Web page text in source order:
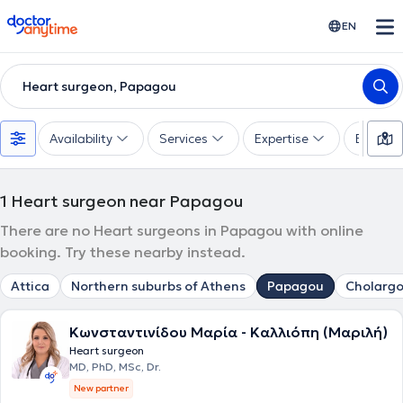
doctoranytime EN
Heart surgeon, Papagou
Availability Services Expertise
1 Heart surgeon near Papagou
There are no Heart surgeons in Papagou with online
booking. Try these nearby instead.
Attica Northern suburbs of Athens Papagou
Κωνσταντινίδου Μαρία - Καλλιόπη (Μαριλή)
Heart surgeon
MD, PhD, MSc, Dr.
New partner